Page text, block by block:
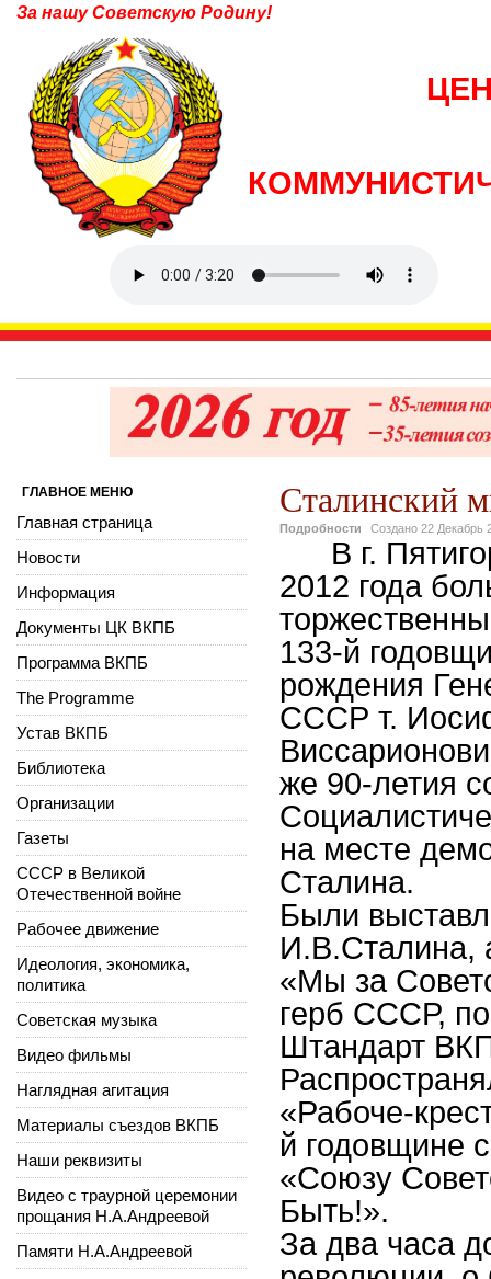
За нашу Советскую Родину!
Сталинский
Подробности Создано 22 Декабрь
В г.
2012 года
133-й
рождения
СССР т.
же 90-летия
на месте
Сталина.
Были
И.В.Сталина,
«Мы за
герб СССР,
Штандарт
«Рабоче-
й годовщине
«Союзу
Быть!».
За два часа
ГЛАВНОЕ МЕНЮ
Главная страница
Новости
Информация
Документы ЦК ВКПБ
Программа ВКПБ
The Programme
Устав ВКПБ
Библиотека
Организации
Газеты
СССР в Великой
Отечественной войне
Рабочее движение
Идеология, экономика,
политика
Советская музыка
Видео фильмы
Наглядная агитация
Материалы съездов ВКПБ
Наши реквизиты
Видео с траурной церемонии
прощания Н.А.Андреевой
Памяти Н.А.Андреевой